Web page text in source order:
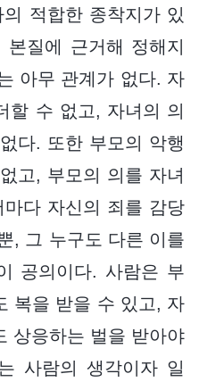
적합한 종착지가 있
질에 근거해 정해지
아무 관계가 없다. 자
할 수 없고, 자녀의 의
다. 또한 부모의 악행
고, 부모의 의를 자녀
다 자신의 죄를 감당
, 그 누구도 다른 이를
공의이다. 사람은 부
복을 받을 수 있고, 자
상응하는 벌을 받아야
사람의 생각이자 일